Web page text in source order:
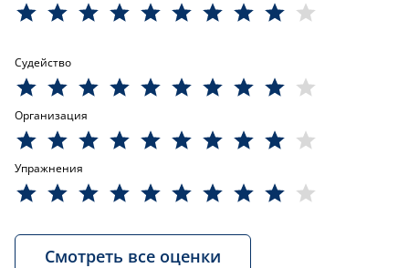
Судейство
Организация
Упражнения
Смотреть все оценки